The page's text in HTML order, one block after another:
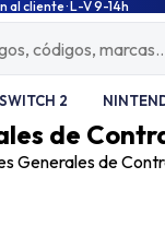
al cliente · L-V 9-14h
SWITCH 2
de
Generales de